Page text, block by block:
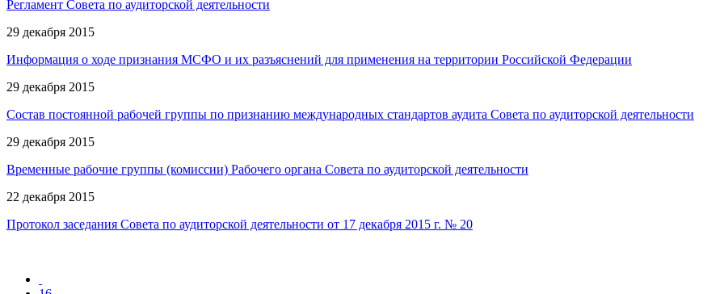
Регламент Совета по аудиторской деятельности
29 декабря 2015
Информация о ходе признания МСФО и их разъяснений для применения на территории Российской Федерации
29 декабря 2015
Состав постоянной рабочей группы по признанию международных стандартов аудита Совета по аудиторской деятельности
29 декабря 2015
Временные рабочие группы (комиссии) Рабочего органа Совета по аудиторской деятельности
22 декабря 2015
Протокол заседания Совета по аудиторской деятельности от 17 декабря 2015 г. № 20